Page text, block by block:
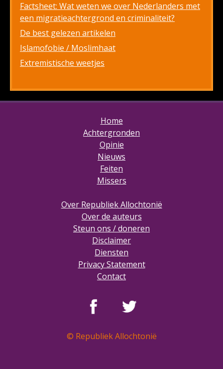
Factsheet: Wat weten we over Nederlanders met
een migratieachtergrond en criminaliteit?
De best gelezen artikelen
Islamofobie / Moslimhaat
Extremistische weetjes
Home
Achtergronden
Opinie
Nieuws
Feiten
Missers
Over Republiek Allochtonië
Over de auteurs
Steun ons / doneren
Disclaimer
Diensten
Privacy Statement
Contact
© Republiek Allochtonië